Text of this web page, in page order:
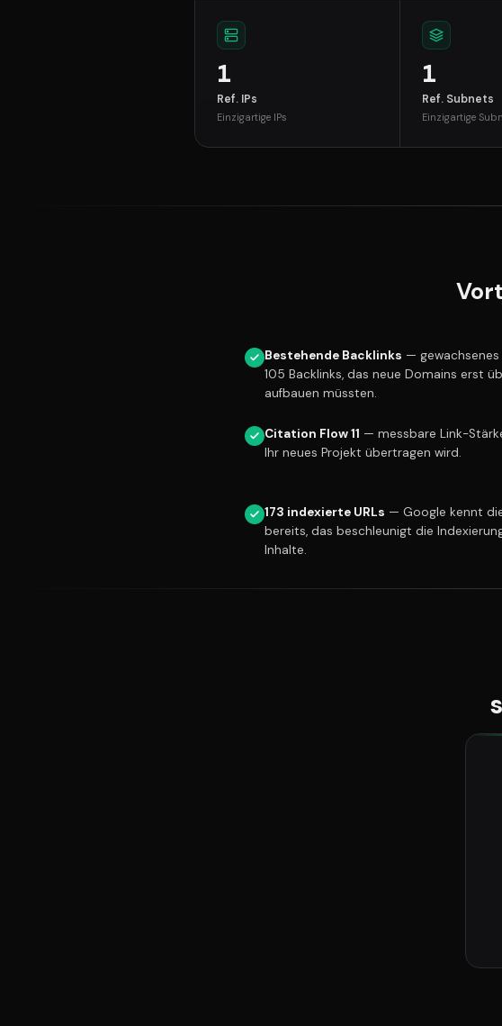
1
Ref. IPs
Einzigartige IPs
1
Ref. Subnets
Einzigartige
Bestehende Backlinks —
105 Backlinks, das neue Domains erst
aufbauen müssten.
Citation Flow 11 — messbare Link-
Ihr neues Projekt übertragen wird.
173 indexierte URLs — Google kennt
bereits, das beschleunigt die
Inhalte.